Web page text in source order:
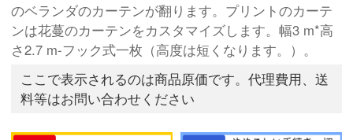
のベランダのカーテンが翻ります。プリントのカーテ
ンは花蔓のカーテンをカスタマイズします。幅3 m*高
さ2.7 m-フック式一枚（高度は短くなります。）。
ここで表示されるのは商品原価です。代理費用、送
料等はお問い合わせください